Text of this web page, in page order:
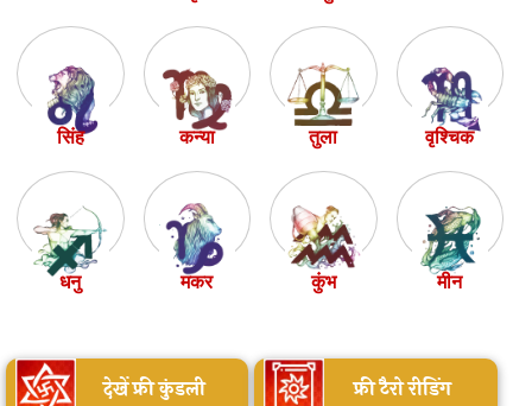
सिंह कन्या तुला वृश्चिक
धनु मकर कुंभ मीन
देखें फ्री कुंडली फ्री टैरो रीडिंग